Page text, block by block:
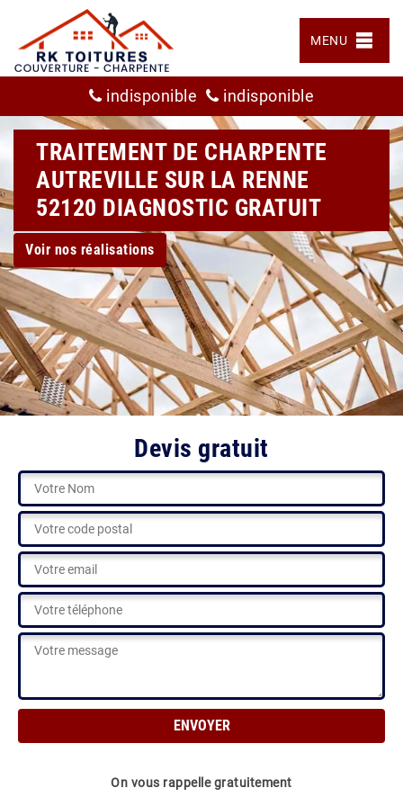
MENU
indisponible indisponible
TRAITEMENT DE CHARPENTE
AUTREVILLE SUR LA RENNE
52120 DIAGNOSTIC GRATUIT
Voir nos réalisations
Devis gratuit
On vous rappelle gratuitement